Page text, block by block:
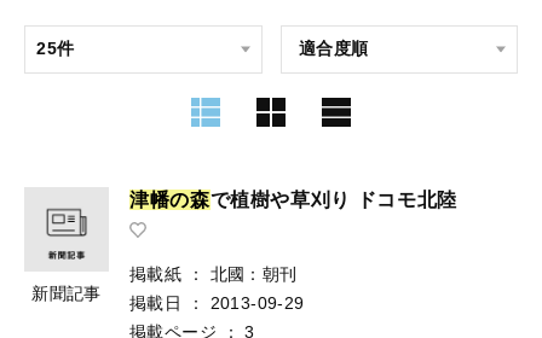
新聞記事
津幡の森で植樹や草刈り ドコモ北陸
掲載紙 ：
北國：朝刊
掲載日
：
2013-09-29
掲載ページ
：
3